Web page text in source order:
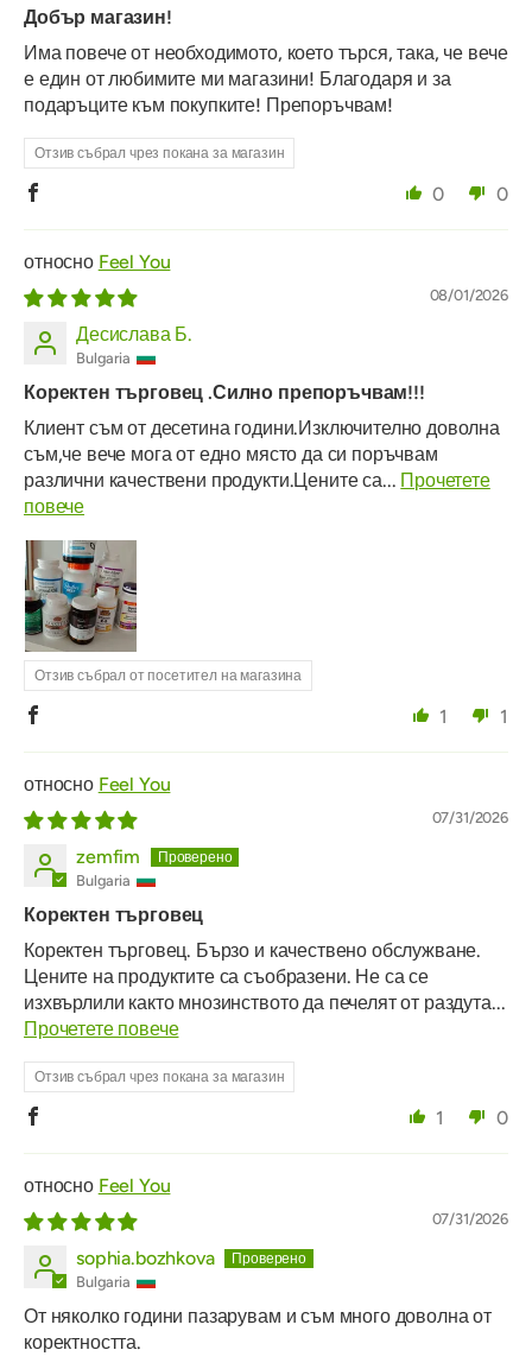
Добър магазин!
Има повече от необходимото, което търся, така, че вече
е един от любимите ми магазини! Благодаря и за
подаръците към покупките! Препоръчвам!
Отзив събрал чрез покана за магазин
0 0
Feel You
08/01/2026
Десислава Б.
Bulgaria
Коректен търговец .Силно препоръчвам!!!
Клиент съм от десетина години.Изключително доволна
съм,че вече мога от едно място да си поръчвам
различни качествени продукти.Цените са... Прочетете
повече
Отзив събрал от посетител на магазина
1 1
Feel You
07/31/2026
zemfim
Bulgaria
Коректен търговец
Коректен търговец. Бързо и качествено обслужване.
Цените на продуктите са съобразени. Не са се
изхвърлили както мнозинството да печелят от раздута...
Прочетете повече
Отзив събрал чрез покана за магазин
1 0
Feel You
07/31/2026
sophia.bozhkova
Bulgaria
От няколко години пазарувам и съм много доволна от
коректността.